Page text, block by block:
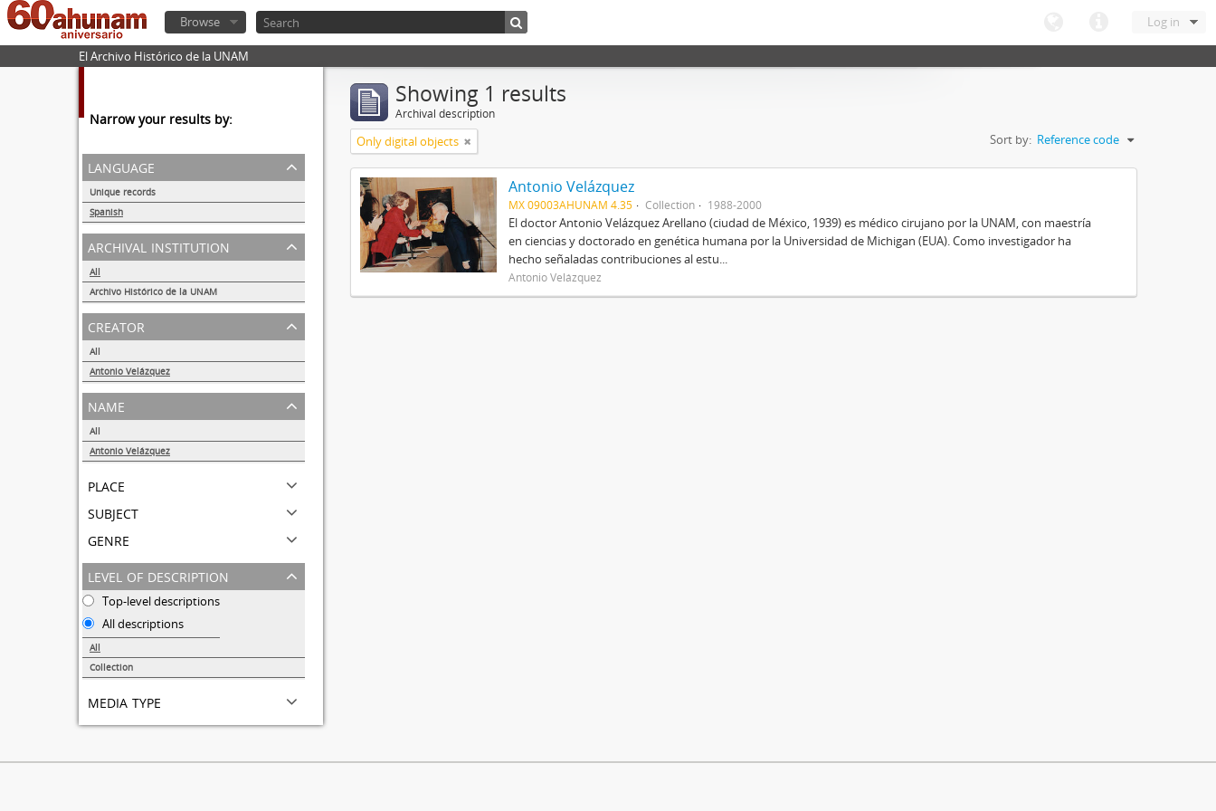
Log in
Browse
El Archivo Histórico de la UNAM
Narrow your results by:
language
Unique records
Spanish
1
archival institution
All
Archivo Histórico de la UNAM
1
creator
All
Antonio Velázquez
1
name
All
Antonio Velázquez
place
subject
genre
level of description
Top-level descriptions
All descriptions
All
Collection
media type
Showing 1 results
Archival description
Only digital objects Sort by: Reference code
Antonio Velázquez
MX 09003AHUNAM 4.35 Collection 1988-2000
El doctor Antonio Velázquez Arellano (ciudad de México, 1939) es médico cirujano por la UNAM, con maestría
en ciencias y doctorado en genética humana por la Universidad de Michigan (EUA). Como investigador ha
hecho señaladas contribuciones al estu...
Antonio Velázquez